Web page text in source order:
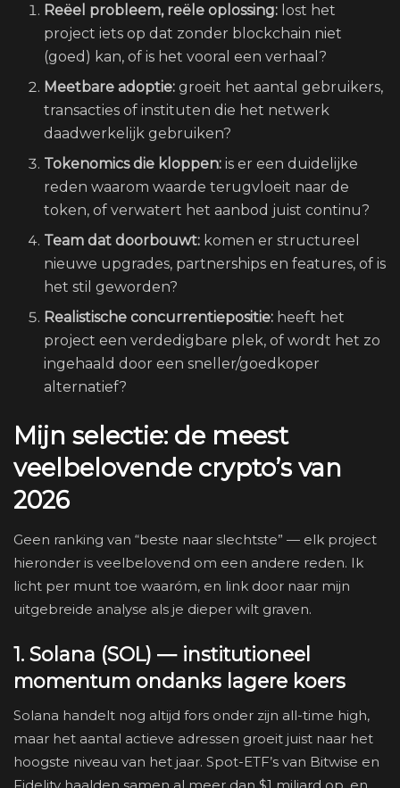
Reëel probleem, reële oplossing: lost het
project iets op dat zonder blockchain niet
(goed) kan, of is het vooral een verhaal?
Meetbare adoptie: groeit het aantal gebruikers,
transacties of instituten die het netwerk
daadwerkelijk gebruiken?
Tokenomics die kloppen: is er een duidelijke
reden waarom waarde terugvloeit naar de
token, of verwatert het aanbod juist continu?
Team dat doorbouwt: komen er structureel
nieuwe upgrades, partnerships en features, of is
het stil geworden?
Realistische concurrentiepositie: heeft het
project een verdedigbare plek, of wordt het zo
ingehaald door een sneller/goedkoper
alternatief?
Mijn selectie: de meest
veelbelovende crypto’s van
2026
Geen ranking van “beste naar slechtste” — elk project
hieronder is veelbelovend om een andere reden. Ik
licht per munt toe waaróm, en link door naar mijn
uitgebreide analyse als je dieper wilt graven.
1. Solana (SOL) — institutioneel
momentum ondanks lagere koers
Solana handelt nog altijd fors onder zijn all-time high,
maar het aantal actieve adressen groeit juist naar het
hoogste niveau van het jaar. Spot-ETF’s van Bitwise en